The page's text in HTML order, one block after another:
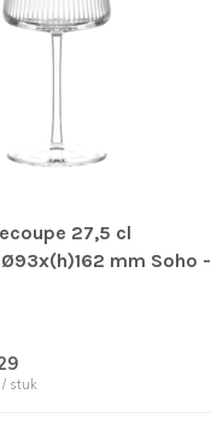
27,5 cl
mm Soho -
stuk